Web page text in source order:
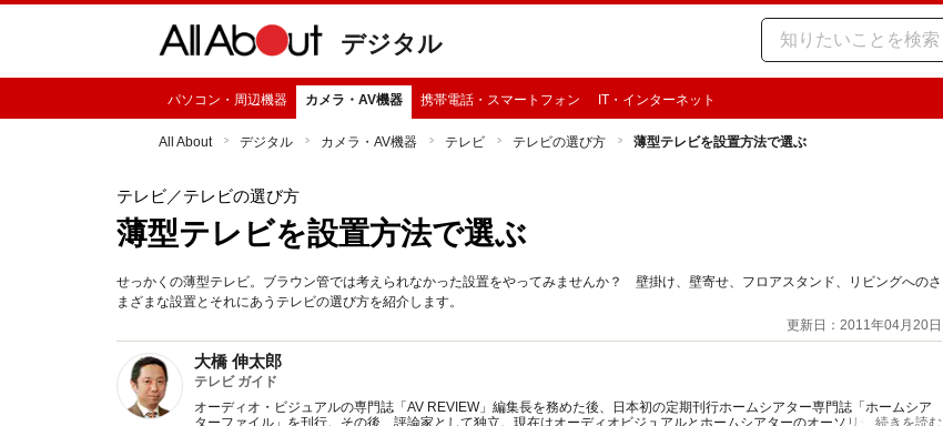
デジタル
パソコン・周辺機器 カメラ・AV機器 携帯電話・スマートフォン IT・インターネット
All About デジタル カメラ・AV機器 テレビ テレビの選び方 薄型テレビを設置方法で選ぶ
テレビ／テレビの選び方
薄型テレビを設置方法で選ぶ
せっかくの薄型テレビ。ブラウン管では考えられなかった設置をやってみませんか？ 壁掛け、壁寄せ、フロアスタンド、リビングへのさ
まざまな設置とそれにあうテレビの選び方を紹介します。
更新日：2011年04月20日
大橋 伸太郎
テレビ ガイド
オーディオ・ビジュアルの専門誌「AV REVIEW」編集長を務めた後、日本初の定期刊行ホームシアター専門誌「ホームシア
ターファイル」を刊行。その後、評論家として独立。現在はオーディオビジュアルとホームシアターのオーソリティとして活
...続きを読む